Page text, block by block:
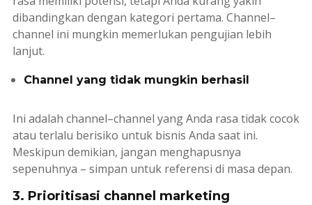
dibandingkan dengan kategori pertama. Channel–
channel ini mungkin memerlukan pengujian lebih
lanjut.
Channel yang tidak mungkin berhasil
Ini adalah channel–channel yang Anda rasa tidak cocok
atau terlalu berisiko untuk bisnis Anda saat ini.
Meskipun demikian, jangan menghapusnya
sepenuhnya – simpan untuk referensi di masa depan.
3. Prioritisasi channel marketing